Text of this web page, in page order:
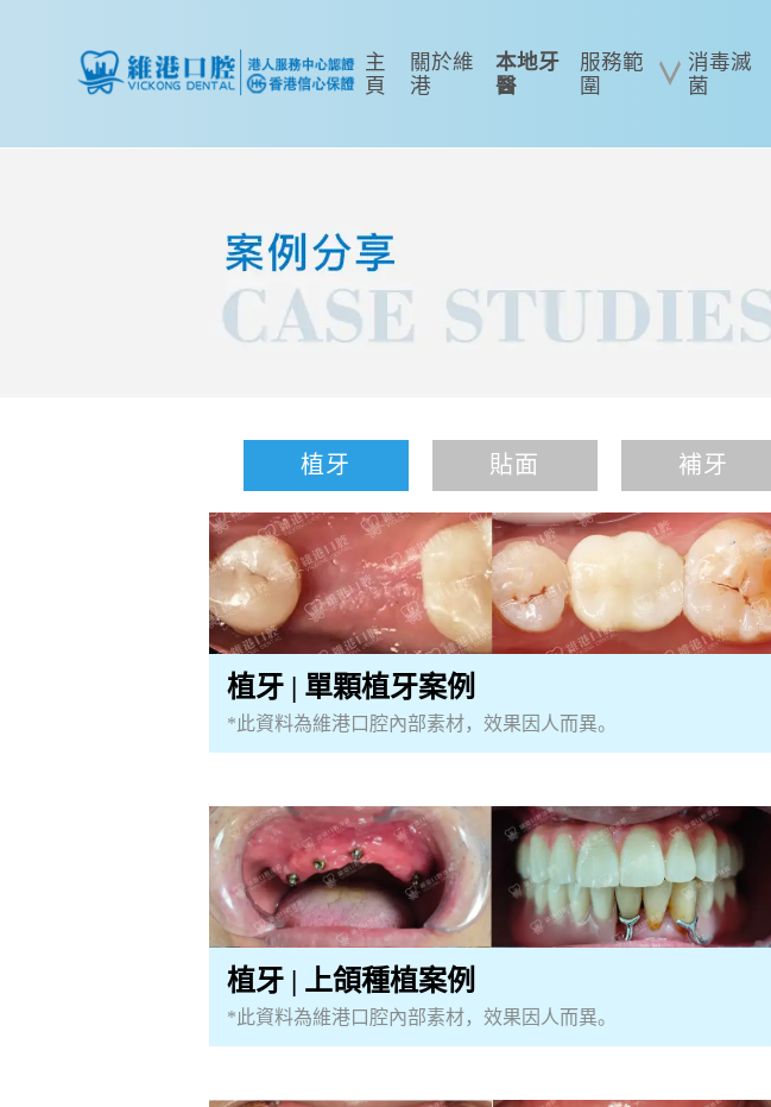
主
頁
關於維
港
本地牙
醫
服務範
圍
消毒滅
菌
植牙 貼面 補牙
植牙 | 單顆植牙案例
*此資料為維港口腔內部素材，效果因人而異。
植牙 | 上頜種植案例
*此資料為維港口腔內部素材，效果因人而異。